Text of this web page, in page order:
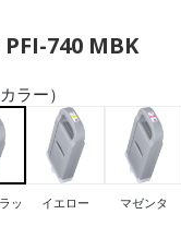
740 MBK
ラー）
ッ
イエロー マゼンタ